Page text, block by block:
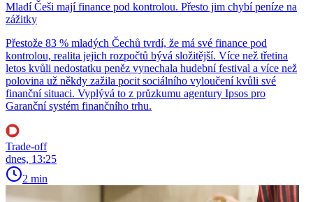
Mladí Češi mají finance pod kontrolou. Přesto jim chybí peníze na
zážitky
Přestože 83 % mladých Čechů tvrdí, že má své finance pod
kontrolou, realita jejich rozpočtů bývá složitější. Více než třetina
letos kvůli nedostatku peněz vynechala hudební festival a více než
polovina už někdy zažila pocit sociálního vyloučení kvůli své
finanční situaci. Vyplývá to z průzkumu agentury Ipsos pro
Garanční systém finančního trhu.
Trade-off
dnes, 13:25
2 min